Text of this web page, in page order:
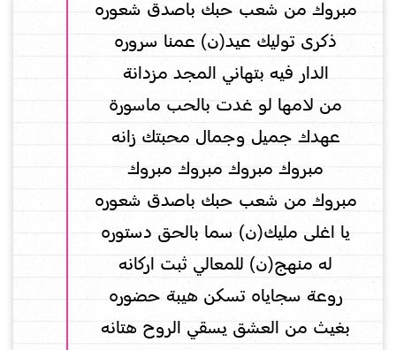
مبروك من شعب حبك باصدق شعوره
ذكرى توليك عيد(ن) عمنا سروره
الدار فيه بتهاني المجد مزدانة
من لامها لو غدت بالحب ماسورة
عهدك جميل وجمال محبتك زانه
مبروك مبروك مبروك مبروك
مبروك من شعب حبك باصدق شعوره
يا اغلى مليك(ن) سما بالحق دستوره
له منهج(ن) للمعالي ثبت اركانه
روعة سجاياه تسكن هيبة حضوره
بغيث من العشق يسقي الروح هتانه